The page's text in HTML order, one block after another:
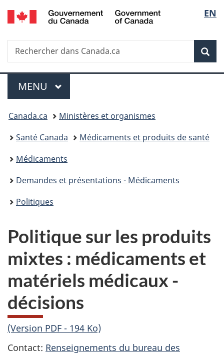
Passer
au
principal
Passer
à
Au
du
Passer
à
version
simplifiée
de
la
EN
Recherche
Rechercher
dans
Menu
MENU PRINCIPAL
Vous
êtes
ici :
Canada.ca
Ministères et organismes
Santé Canada
Médicaments et produits de santé
Médicaments
Demandes et présentations - Médicaments
Politiques
Politique sur les produits
mixtes : médicaments et
matériels médicaux -
décisions
(Version PDF - 194 Ko)
Contact: Renseignements du bureau des